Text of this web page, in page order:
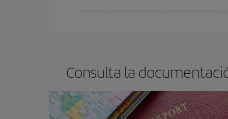
Consulta la